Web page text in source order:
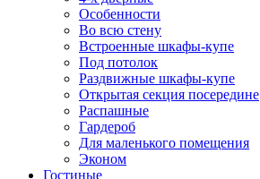
Особенности
Во всю стену
Встроенные шкафы-купе
Под потолок
Раздвижные шкафы-купе
Открытая секция посередине
Распашные
Гардероб
Для маленького помещения
Эконом
Гостиные